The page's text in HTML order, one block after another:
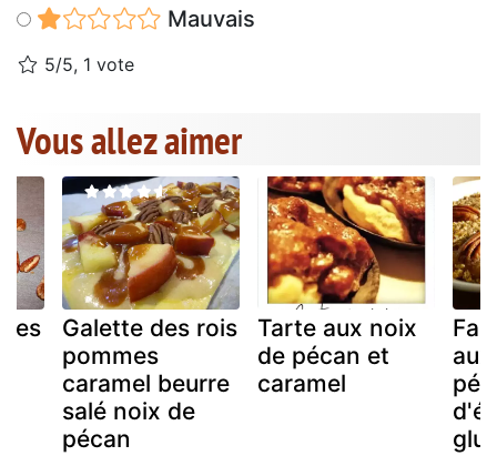
Mauvais
5/5, 1 vote
Vous allez aimer
Galette des rois
pommes
caramel beurre
salé noix de
pécan
Tarte aux noix
de pécan et
caramel